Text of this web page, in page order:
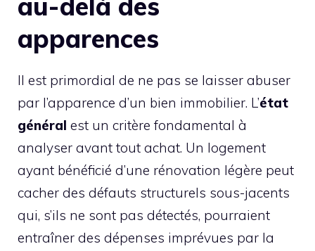
apparences
Il est primordial de ne pas se laisser abuser
par l’apparence d’un bien immobilier. L’état
général est un critère fondamental à
analyser avant tout achat. Un logement
ayant bénéficié d’une rénovation légère peut
cacher des défauts structurels sous-jacents
qui, s’ils ne sont pas détectés, pourraient
entraîner des dépenses imprévues par la